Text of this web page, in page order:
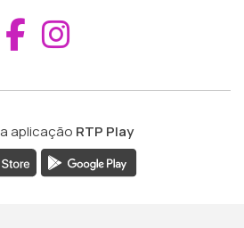
Aceder ao
aplicação RTP Play